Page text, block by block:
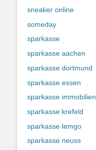
sneaker online
someday
sparkasse
sparkasse aachen
sparkasse dortmund
sparkasse essen
sparkasse immobilien
sparkasse krefeld
sparkasse lemgo
sparkasse neuss